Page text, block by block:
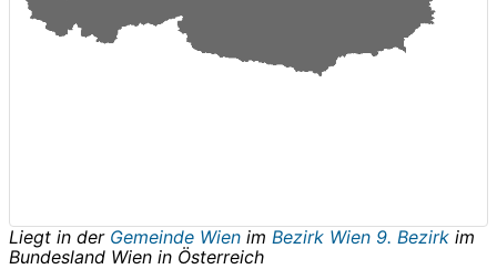
Liegt in der Gemeinde Wien im Bezirk Wien 9. Bezirk im
Bundesland Wien in Österreich